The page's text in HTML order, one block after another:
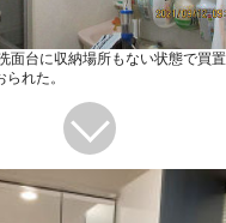
面台に収納場所もない状態で買
れた。